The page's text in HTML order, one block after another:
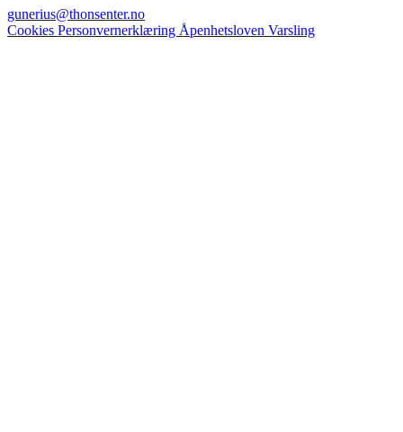
gunerius@thonsenter.no
Cookies Personvernerklæring Åpenhetsloven Varsling